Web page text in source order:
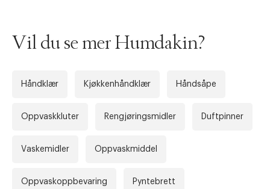
Forrige
Vil du se mer Humdakin?
Håndklær Kjøkkenhåndklær Håndsåpe
Oppvaskkluter Rengjøringsmidler Duftpinner
Vaskemidler Oppvaskmiddel
Oppvaskoppbevaring Pyntebrett